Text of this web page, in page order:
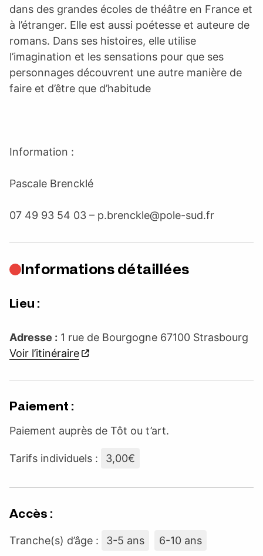
dans des grandes écoles de théâtre en France et
à l’étranger. Elle est aussi poétesse et auteure de
romans. Dans ses histoires, elle utilise
l’imagination et les sensations pour que ses
personnages découvrent une autre manière de
faire et d’être que d’habitude
Information :
Pascale Brencklé
07 49 93 54 03 – p.brenckle@pole-sud.fr
Informations détaillées
Lieu :
Adresse : 1 rue de Bourgogne 67100 Strasbourg
Voir l’itinéraire
Paiement :
Paiement auprès de Tôt ou t’art.
Tarifs individuels : 3,00€
Accès :
Tranche(s) d’âge : 3-5 ans 6-10 ans